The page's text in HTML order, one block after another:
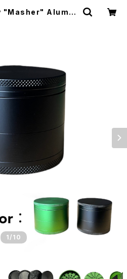
Alumin
1 /10